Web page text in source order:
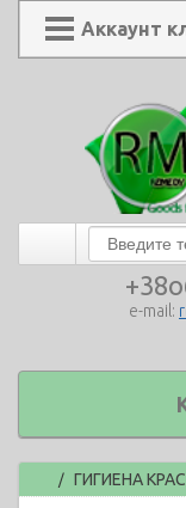
Аккаунт
e-mail:
Главная
/ ГИГИЕНА